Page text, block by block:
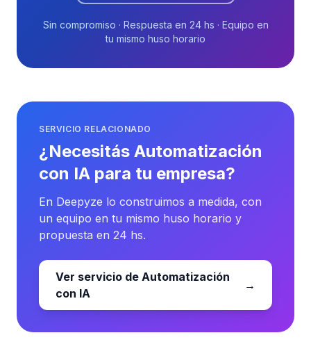
Sin compromiso · Respuesta en 24 hs · Equipo en
tu mismo huso horario
SERVICIO RELACIONADO
¿Necesitás Automatización
con IA para tu empresa?
En Deepyze lo construimos a medida, con
un equipo en tu mismo huso horario y
propuesta en 24 hs.
Ver servicio de Automatización
con IA
→